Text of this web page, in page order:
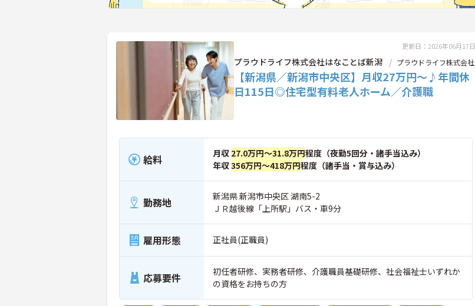
更新日：2026年06月17日
プラウドライフ株式会社はなことば新潟 プラウドライフ株式会社
【新潟県／新潟市中央区】月収27万円～♪年間休
日115日◎住宅型有料老人ホーム／介護職
給料 月収 27.0万円～31.8万円程度（夜勤5回分・諸手当込み）
年収356万円～418万円程度（諸手当・賞与込み）
勤務地
新潟県 新潟市中央区 湖南5-2
ＪＲ越後線「上所駅」バス・車9分
雇用形態 正社員(正職員)
応募要件
初任者研修、実務者研修、介護職員基礎研修、社会福祉士いずれか
の資格をお持ちの方